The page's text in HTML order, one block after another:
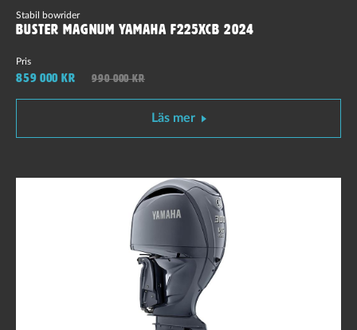
Stabil bowrider
Buster Magnum Yamaha F225XCB 2024
Pris
859 000 kr 990 000 kr
Läs mer